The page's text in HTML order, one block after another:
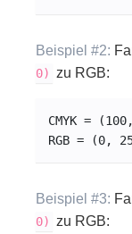
Beispiel #2:
0)
zu RGB:
CMYK =
RGB = (0,
Beispiel #3:
0)
zu RGB: